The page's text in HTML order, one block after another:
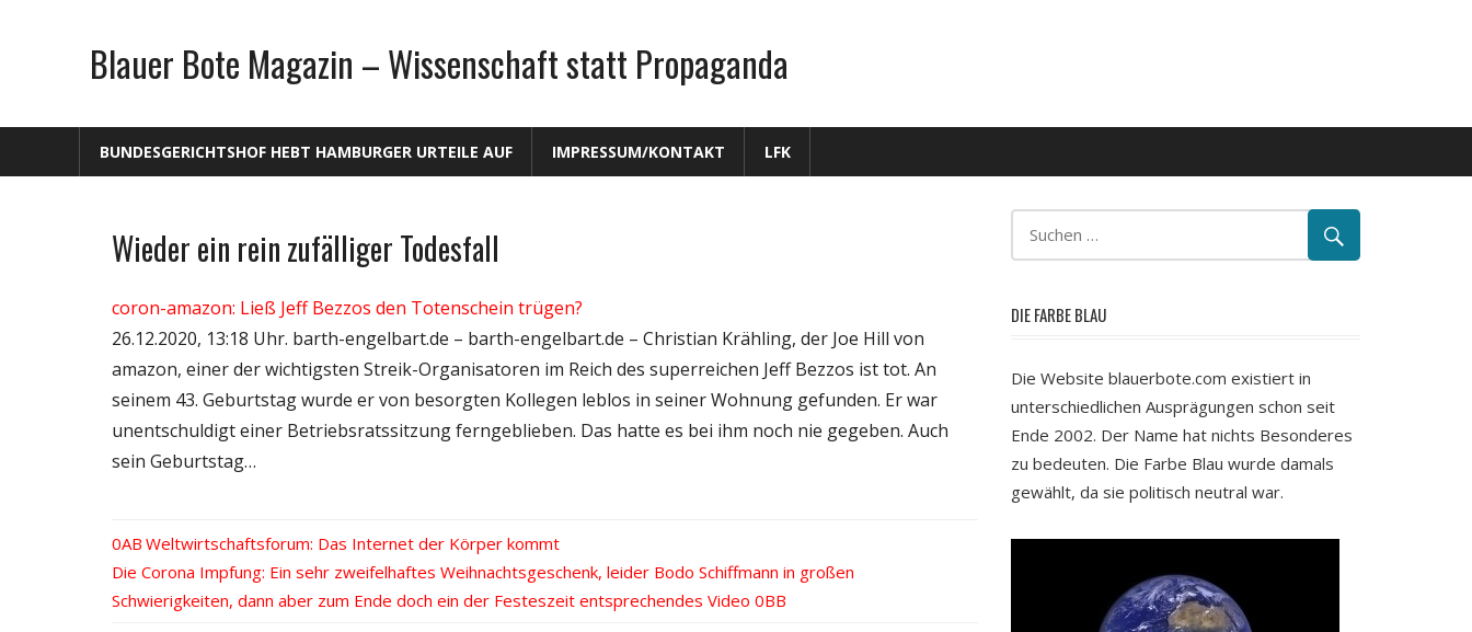
Blauer Bote Magazin – Wissenschaft statt Propaganda
BUNDESGERICHTSHOF HEBT HAMBURGER URTEILE AUF IMPRESSUM/KONTAKT LFK
Gesellschaft
Politik
Wirtschaft
Wieder ein rein zufälliger Todesfall
coron-amazon: Ließ Jeff Bezzos den Totenschein trügen?
26.12.2020, 13:18 Uhr. barth-engelbart.de – barth-engelbart.de – Christian Krähling, der Joe Hill von
amazon, einer der wichtigsten Streik-Organisatoren im Reich des superreichen Jeff Bezzos ist tot. An
seinem 43. Geburtstag wurde er von besorgten Kollegen leblos in seiner Wohnung gefunden. Er war
unentschuldigt einer Betriebsratssitzung ferngeblieben. Das hatte es bei ihm noch nie gegeben. Auch
sein Geburtstag…
Beitrags-
Navigation
Vorheriger
Beitrag:
Weltwirtschaftsforum: Das Internet der Körper kommt
Nächster
Beitrag:
Die Corona Impfung: Ein sehr zweifelhaftes Weihnachtsgeschenk, leider Bodo Schiffmann in großen
Schwierigkeiten, dann aber zum Ende doch ein der Festeszeit entsprechendes Video
DIE FARBE BLAU
Die Website blauerbote.com existiert in
unterschiedlichen Ausprägungen schon seit
Ende 2002. Der Name hat nichts Besonderes
zu bedeuten. Die Farbe Blau wurde damals
gewählt, da sie politisch neutral war.